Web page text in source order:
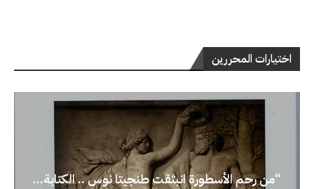
اختيارات المحررين
“من رحم الأسطورة انبثقت طنجيتا نوس .. الكتابة...